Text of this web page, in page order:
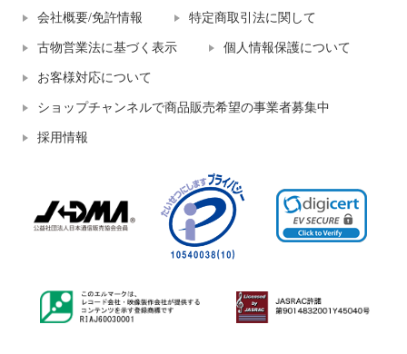
会社概要/免許情報 特定商取引法に関して
古物営業法に基づく表示 個人情報保護について
お客様対応について
ショップチャンネルで商品販売希望の事業者募集中
採用情報